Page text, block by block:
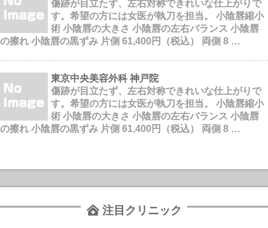
傷跡が目立たず、左右対称できれいな仕上がりで
す。希望の方には女医が執刀を担当。 小陰唇縮小
術 小陰唇の大きさ 小陰唇の左右バランス 小陰唇
の擦れ 小陰唇の黒ずみ 片側 61,400円（税込） 両側 8 …
東京中央美容外科 神戸院
傷跡が目立たず、左右対称できれいな仕上がりで
す。希望の方には女医が執刀を担当。 小陰唇縮小
術 小陰唇の大きさ 小陰唇の左右バランス 小陰唇
の擦れ 小陰唇の黒ずみ 片側 61,400円（税込） 両側 8 …
注目クリニック